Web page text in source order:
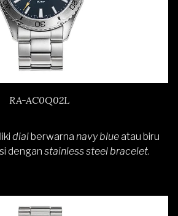
RA-AC0Q02L
dial berwarna navy blueatau biru
dengan stainless steel bracelet.